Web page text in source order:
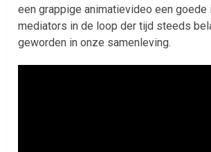
een grappige animatievideo een goede
mediators in de loop der tijd steeds
geworden in onze samenleving.